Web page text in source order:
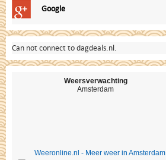
Google
Can not connect to dagdeals.nl.
Weersverwachting
Amsterdam
Weeronline.nl - Meer weer in Amsterdam